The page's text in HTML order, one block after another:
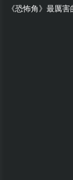
《恐怖角》最厲